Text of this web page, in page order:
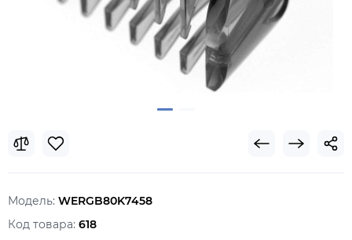
Модель: WERGB80K7458
Код товара: 618